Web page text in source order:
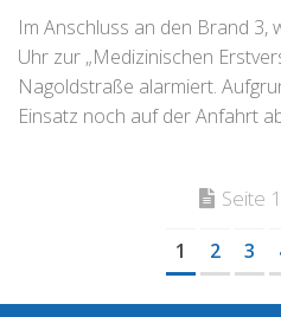
Im Anschluss an den Brand 3,
Uhr zur „Medizinischen
Nagoldstraße alarmiert.
Einsatz noch auf der Anfahrt
Seite
1 2 3